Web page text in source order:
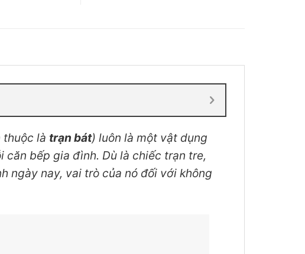
thuộc là trạn bát) luôn là một vật dụng
căn bếp gia đình. Dù là chiếc trạn tre,
ngày nay, vai trò của nó đối với không